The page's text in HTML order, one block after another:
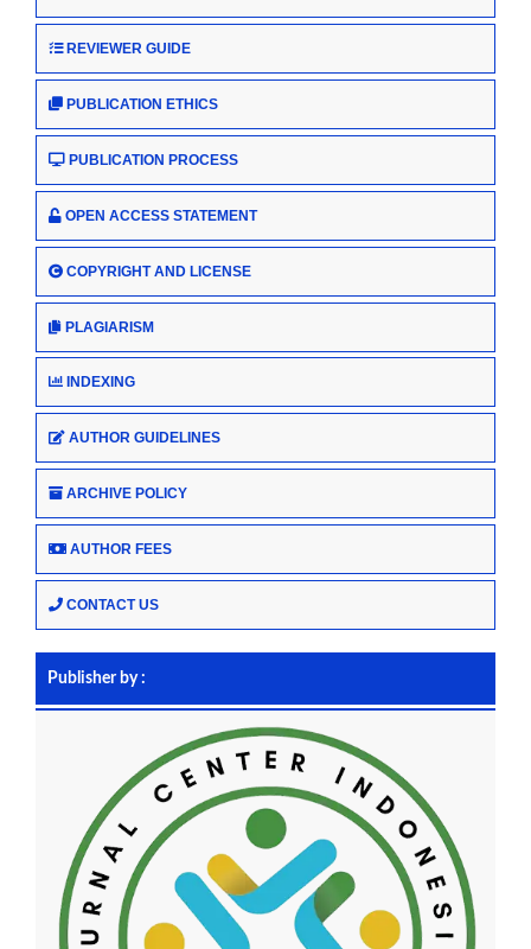
REVIEWER GUIDE
PUBLICATION ETHICS
PUBLICATION PROCESS
OPEN ACCESS STATEMENT
COPYRIGHT AND LICENSE
PLAGIARISM
INDEXING
AUTHOR GUIDELINES
ARCHIVE POLICY
AUTHOR FEES
CONTACT US
Publisher by :